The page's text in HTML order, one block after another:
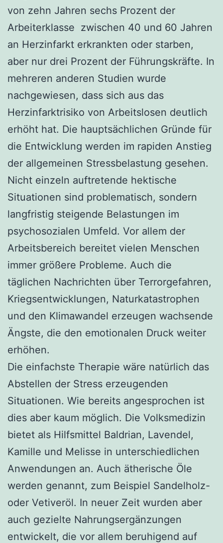
von zehn Jahren sechs Prozent der
Arbeiterklasse zwischen 40 und 60 Jahren
an Herzinfarkt erkrankten oder starben,
aber nur drei Prozent der Führungskräfte. In
mehreren anderen Studien wurde
nachgewiesen, dass sich aus das
Herzinfarktrisiko von Arbeitslosen deutlich
erhöht hat. Die hauptsächlichen Gründe für
die Entwicklung werden im rapiden Anstieg
der allgemeinen Stressbelastung gesehen.
Nicht einzeln auftretende hektische
Situationen sind problematisch, sondern
langfristig steigende Belastungen im
psychosozialen Umfeld. Vor allem der
Arbeitsbereich bereitet vielen Menschen
immer größere Probleme. Auch die
täglichen Nachrichten über Terrorgefahren,
Kriegsentwicklungen, Naturkatastrophen
und den Klimawandel erzeugen wachsende
Ängste, die den emotionalen Druck weiter
erhöhen.
Die einfachste Therapie wäre natürlich das
Abstellen der Stress erzeugenden
Situationen. Wie bereits angesprochen ist
dies aber kaum möglich. Die Volksmedizin
bietet als Hilfsmittel Baldrian, Lavendel,
Kamille und Melisse in unterschiedlichen
Anwendungen an. Auch ätherische Öle
werden genannt, zum Beispiel Sandelholz-
oder Vetiveröl. In neuer Zeit wurden aber
auch gezielte Nahrungsergänzungen
entwickelt, die vor allem beruhigend auf